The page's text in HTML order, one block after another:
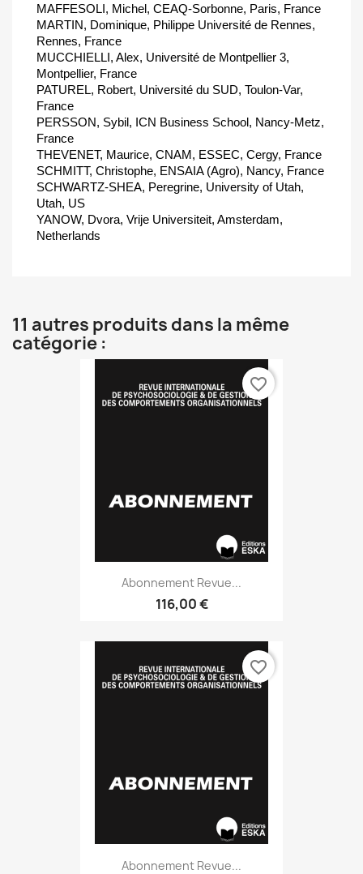
MAFFESOLI, Michel, CEAQ-Sorbonne, Paris, France
MARTIN, Dominique, Philippe Université de Rennes,
Rennes, France
MUCCHIELLI, Alex, Université de Montpellier 3,
Montpellier, France
PATUREL, Robert, Université du SUD, Toulon-Var,
France
PERSSON, Sybil, ICN Business School, Nancy-Metz,
France
THEVENET, Maurice, CNAM, ESSEC, Cergy, France
SCHMITT, Christophe, ENSAIA (Agro), Nancy, France
SCHWARTZ-SHEA, Peregrine, University of Utah,
Utah, US
YANOW, Dvora, Vrije Universiteit, Amsterdam,
Netherlands
11 autres produits dans la même
catégorie :
Abonnement Revue...
116,00 €
favorite_border
Abonnement Revue...
favorite_border